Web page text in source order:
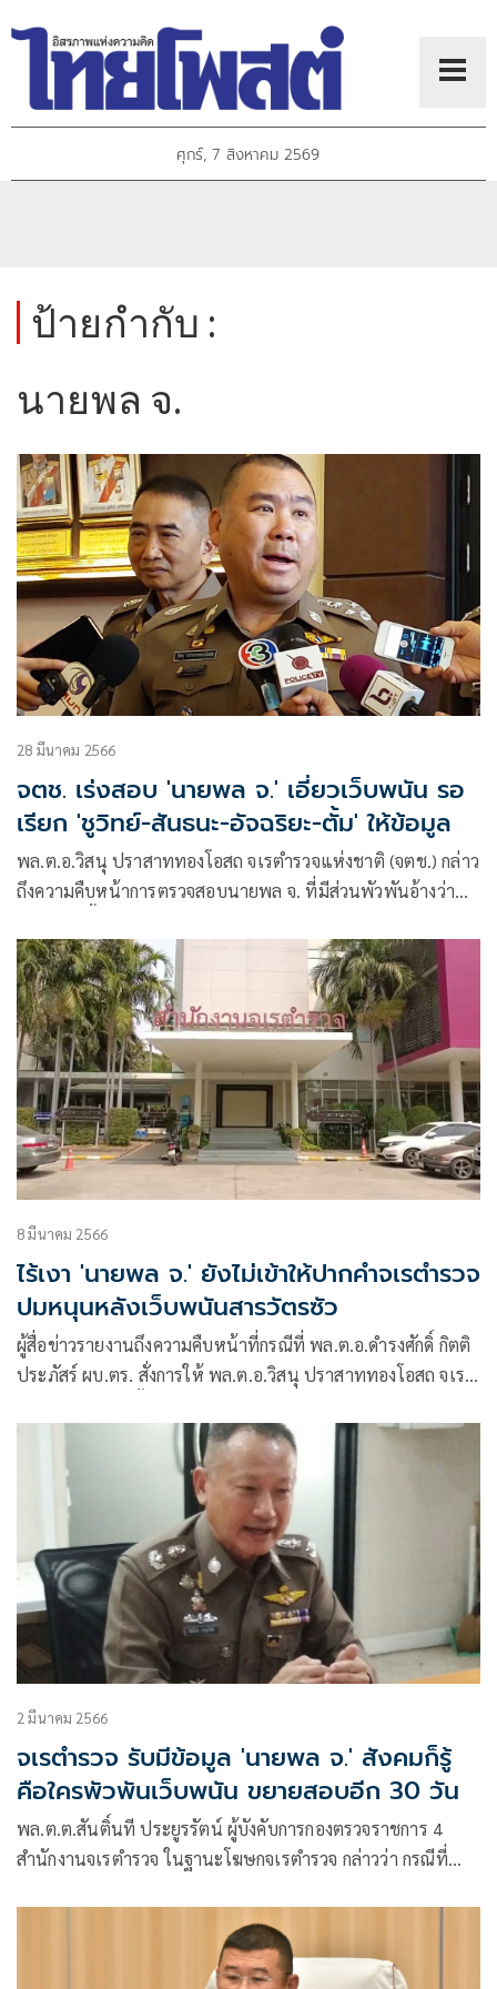
ศุกร์, 7 สิงหาคม 2569
ป้ายกำกับ :
นายพล จ.
28 มีนาคม 2566
จตช. เร่งสอบ 'นายพล จ.' เอี่ยวเว็บพนัน รอ
เรียก 'ชูวิทย์-สันธนะ-อัจฉริยะ-ตั้ม' ให้ข้อมูล
พล.ต.อ.วิสนุ ปราสาททองโอสถ จเรตำรวจแห่งชาติ (จตช.)​ กล่าว
ถึงความคืบหน้าการตรวจสอบนายพล จ. ที่มีส่วนพัวพันอ้างว่า
นายพล จ.คือใคร
8 มีนาคม 2566
ไร้เงา 'นายพล จ.' ยังไม่เข้าให้ปากคำจเรตำรวจ
ปมหนุนหลังเว็บพนันสารวัตรซัว
ผู้สื่อข่าวรายงานถึงความคืบหน้าที่กรณีที่ พล.ต.อ.ดำรงศักดิ์ กิตติ
ประภัสร์ ผบ.ตร. สั่งการให้ พล.ต.อ.วิสนุ ปราสาททองโอสถ จเร
2 มีนาคม 2566
จเรตำรวจ รับมีข้อมูล 'นายพล จ.' สังคมก็รู้
คือใครพัวพันเว็บพนัน ขยายสอบอีก 30 วัน
พล.ต.ต.สันติ์นที ประยูรรัตน์ ผู้บังคับการกองตรวจราชการ 4
สำนักงานจเรตำรวจ ในฐานะโฆษกจเรตำรวจ กล่าวว่า กรณีที่
เรื่องที่พาดพิงถึงข้าราชการตำรวจบางนายว่ามีการกระทำในเรื่อง